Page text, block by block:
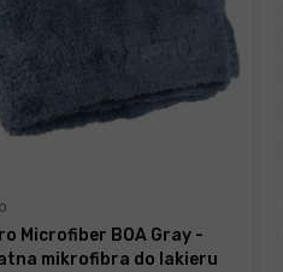
Microfiber BOA Gray -
mikrofibra do lakieru